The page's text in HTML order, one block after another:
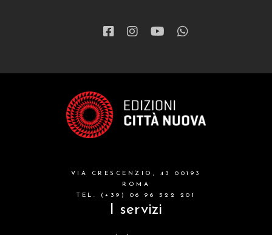
VIA CRESCENZIO, 43 00193
ROMA
TEL. (+39) 06 96 522 201
I servizi